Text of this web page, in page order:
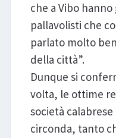
che a Vibo
pallavolisti che
parlato molto
della città”.
Dunque si
volta, le ottime
società
circonda, tanto